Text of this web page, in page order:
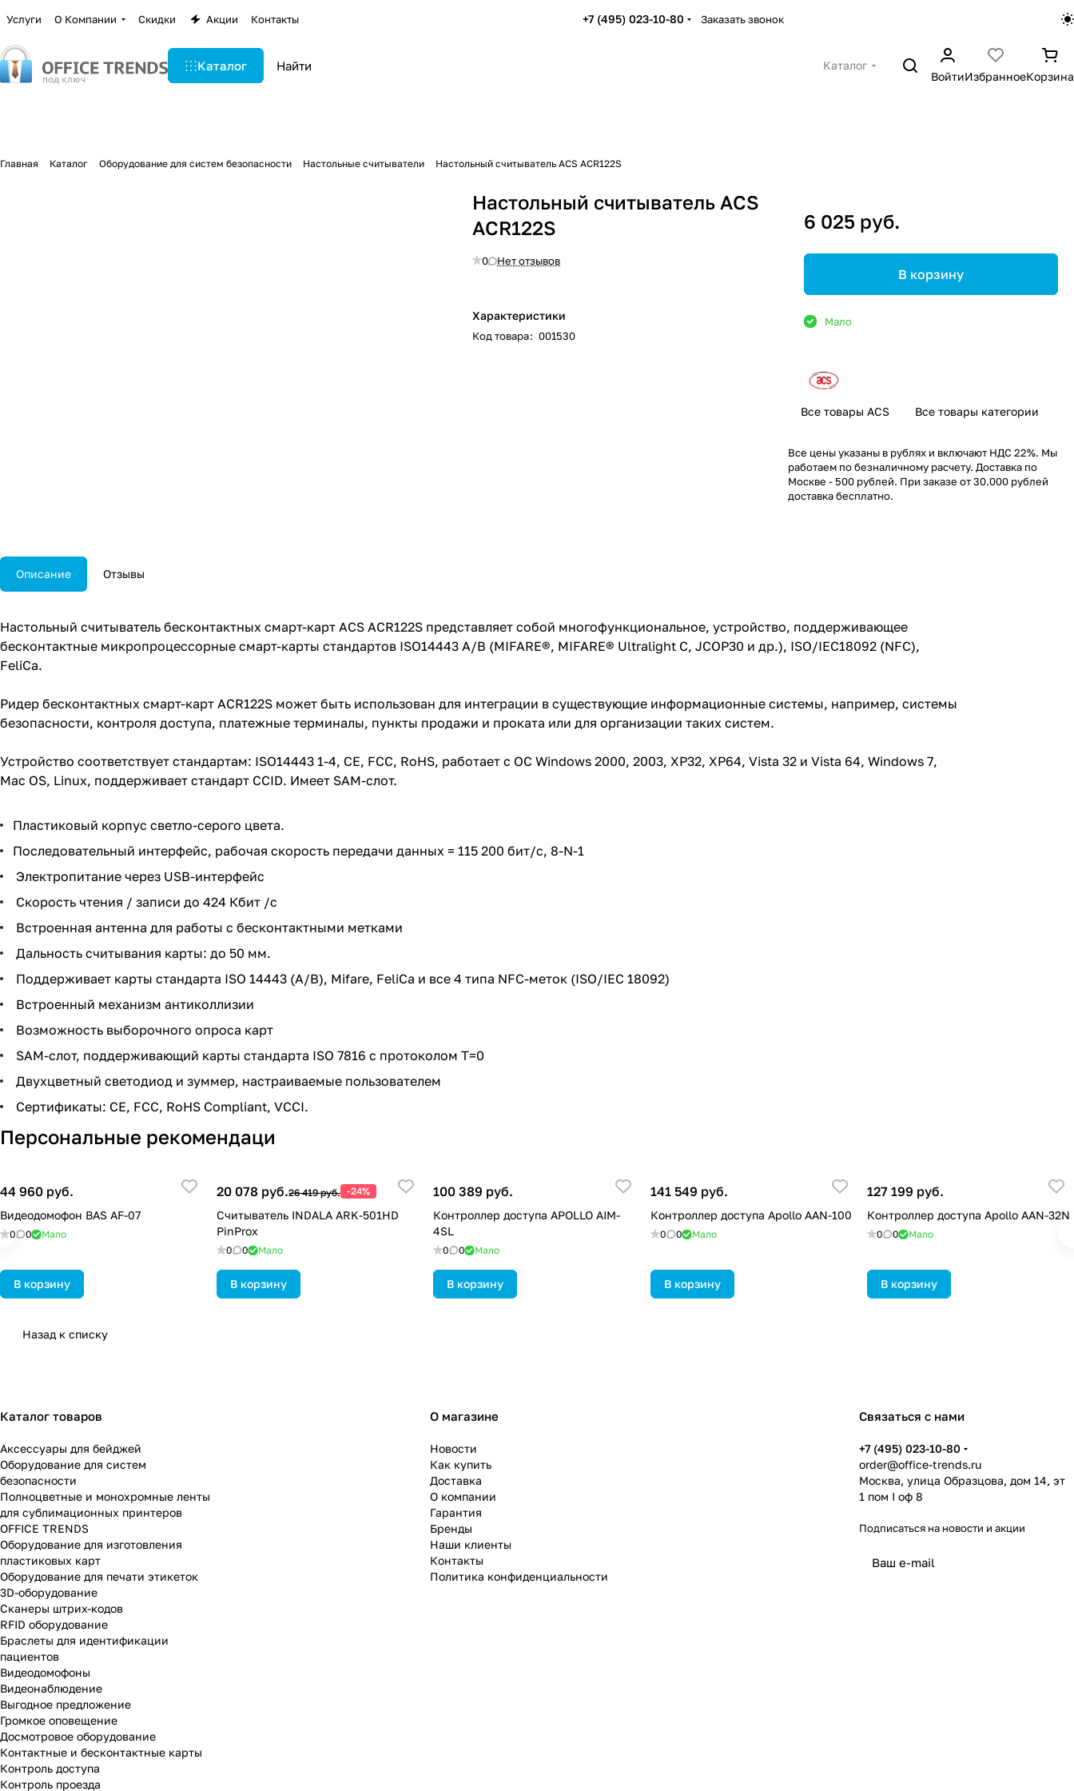
Услуги О Компании Скидки Акции Контакты +7 (495) 023-10-80 Заказать звонок
Каталог
Каталог
ВойтиИзбранноеКорзина
Главная Каталог Оборудование для систем безопасности Настольные считыватели Настольный считыватель ACS ACR122S
Настольный считыватель ACS
ACR122S
0 Нет отзывов
Характеристики
Код товара: 001530
6 025 руб.
В корзину
Мало
Все товары ACS Все товары категории
Все цены указаны в рублях и включают НДС 22%. Мы
работаем по безналичному расчету. Доставка по
Москве - 500 рублей. При заказе от 30.000 рублей
доставка бесплатно.
Описание Отзывы
Настольный считыватель бесконтактных смарт-карт ACS ACR122S представляет собой многофункциональное, устройство, поддерживающее
бесконтактные микропроцессорные смарт-карты стандартов ISO14443 A/B (MIFARE®, MIFARE® Ultralight C, JCOP30 и др.), ISO/IEC18092 (NFC),
FeliCa.
Ридер бесконтактных смарт-карт ACR122S может быть использован для интеграции в существующие информационные системы, например, системы
безопасности, контроля доступа, платежные терминалы, пункты продажи и проката или для организации таких систем.
Устройство соответствует стандартам: ISO14443 1-4, CE, FCC, RoHS, работает с ОС Windows 2000, 2003, XP32, XP64, Vista 32 и Vista 64, Windows 7,
Mac OS, Linux, поддерживает стандарт CCID. Имеет SAM-слот.
Пластиковый корпус светло-серого цвета.
Последовательный интерфейс, рабочая скорость передачи данных = 115 200 бит/с, 8-N-1
Электропитание через USB-интерфейс
Скорость чтения / записи до 424 Кбит /с
Встроенная антенна для работы с бесконтактными метками
Дальность считывания карты: до 50 мм.
Поддерживает карты стандарта ISO 14443 (A/B), Mifare, FeliCa и все 4 типа NFC-меток (ISO/IEC 18092)
Встроенный механизм антиколлизии
Возможность выборочного опроса карт
SAM-слот, поддерживающий карты стандарта ISO 7816 с протоколом T=0
Двухцветный светодиод и зуммер, настраиваемые пользователем
Сертификаты: CE, FCC, RoHS Compliant, VCCI.
Персональные рекомендаци
44 960 руб.
Видеодомофон BAS AF-07
0 0 Мало
В корзину
20 078 руб.26 419 руб. -24%
Считыватель INDALA ARK-501HD
PinProx
0 0 Мало
В корзину
100 389 руб.
Контроллер доступа APOLLO AIM-
4SL
0 0 Мало
В корзину
141 549 руб.
Контроллер доступа Apollo AAN-100
0 0 Мало
В корзину
127 199 руб.
Контроллер доступа Apollo AAN-32N
0 0 Мало
В корзину
Назад к списку
Каталог товаров
Аксессуары для бейджей
Оборудование для систем
безопасности
Полноцветные и монохромные ленты
для сублимационных принтеров
OFFICE TRENDS
Оборудование для изготовления
пластиковых карт
Оборудование для печати этикеток
3D-оборудование
Cканеры штрих-кодов
RFID оборудование
Браслеты для идентификации
пациентов
Видеодомофоны
Видеонаблюдение
Выгодное предложение
Громкое оповещение
Досмотровое оборудование
Контактные и бесконтактные карты
Контроль доступа
Контроль проезда
О магазине
Новости
Как купить
Доставка
О компании
Гарантия
Бренды
Наши клиенты
Контакты
Политика конфиденциальности
Связаться с нами
+7 (495) 023-10-80
order@office-trends.ru
Москва, улица Образцова, дом 14, эт
1 пом I оф 8
Подписаться на новости и акции